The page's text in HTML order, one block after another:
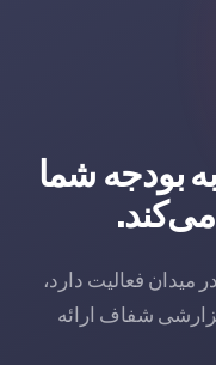
بودجه شما
می‌کند.
تیمی گواهی شده که از سال 2000 در میدان فعالیت دارد،
شفاف ارائه